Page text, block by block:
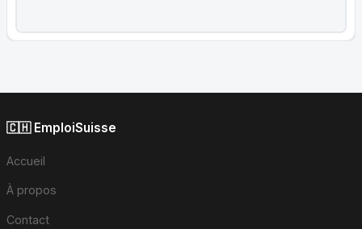
🇨🇭 EmploiSuisse
Accueil
À propos
Contact